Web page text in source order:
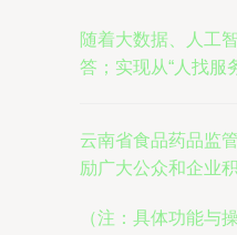
随着大数据、人工
答；实现从“人找服
云南省食品药品监
励广大公众和企业
（注：具体功能与